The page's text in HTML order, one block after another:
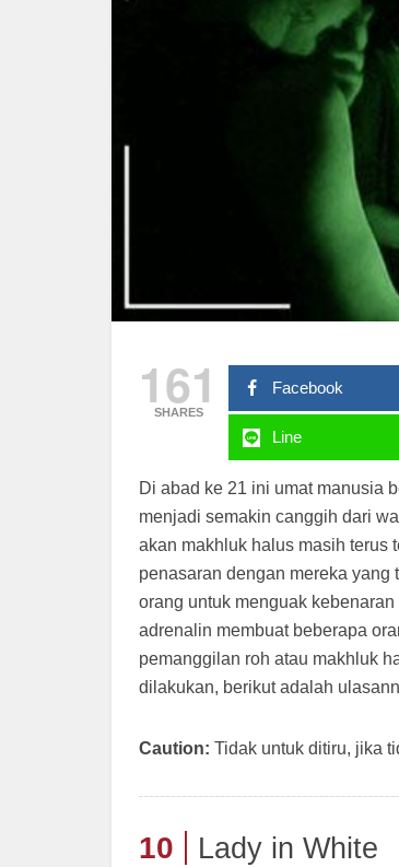
161
SHARES
Facebook
Line
Di abad ke 21 ini umat manusia
menjadi semakin canggih dari
akan makhluk halus masih terus
penasaran dengan mereka
orang untuk menguak
adrenalin membuat beberapa
pemanggilan roh atau makhluk
dilakukan, berikut adalah
Caution: Tidak untuk ditiru, jika
10 Lady in White